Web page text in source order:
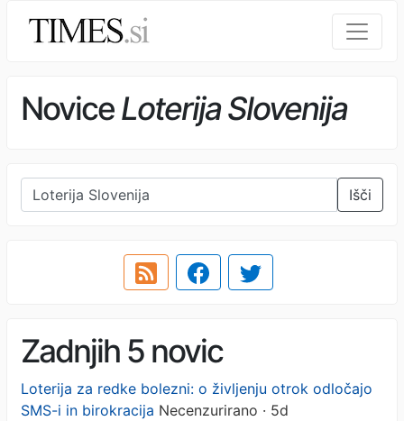
NoviceLoterija Slovenija
Išči
Zadnjih 5 novic
Loterija za redke bolezni: o življenju otrok odločajo
SMS-i in birokracija Necenzurirano · 5d